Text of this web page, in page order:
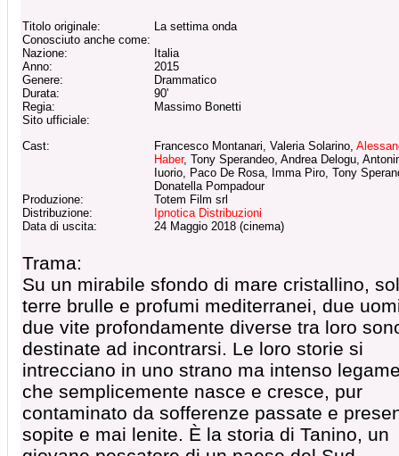
Titolo originale:
La settima onda
Conosciuto anche come:
Nazione:
Italia
Anno:
2015
Genere:
Drammatico
Durata:
90'
Regia:
Massimo Bonetti
Sito ufficiale:
Cast:
Francesco Montanari, Valeria Solarino,
Haber, Tony Sperandeo, Andrea Delogu,
Iuorio, Paco De Rosa, Imma Piro, Tony
Donatella Pompadour
Produzione:
Totem Film srl
Distribuzione:
Ipnotica Distribuzioni
Data di uscita:
24 Maggio 2018 (cinema)
Trama:
Su un mirabile sfondo di mare cristallino,
terre brulle e profumi mediterranei, due
due vite profondamente diverse tra loro
destinate ad incontrarsi. Le loro storie si
intrecciano in uno strano ma intenso
che semplicemente nasce e cresce, pur
contaminato da sofferenze passate e
sopite e mai lenite. È la storia di Tanino, un